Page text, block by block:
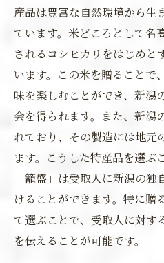
産品は豊富な自然環境から生
ています。米どころとして名
されるコシヒカリをはじめと
います。この米を贈ることで
味を楽しむことができ、新潟
会を得られます。また、新潟
れており、その製造には地元
ます。こうした特産品を選ぶ
「籠盛」は受取人に新潟の
けることができます。特に贈
て選ぶことで、受取人に対す
を伝えることが可能です。